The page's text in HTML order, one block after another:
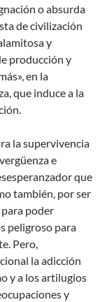
o absurda
de civilización
y
producción y
en la
que induce a la
la supervivencia
e
que
también, por ser
poder
peligroso para
Pero,
la adicción
y a los artilugios
y